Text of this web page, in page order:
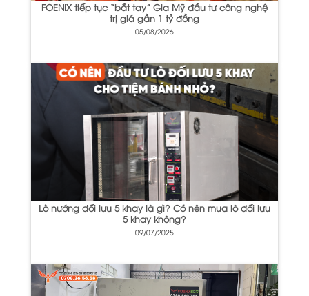
FOENIX tiếp tục “bắt tay” Gia Mỹ đầu tư công nghệ
trị giá gần 1 tỷ đồng
05/08/2026
Lò nướng đối lưu 5 khay là gì? Có nên mua lò đối lưu
5 khay không?
09/07/2025